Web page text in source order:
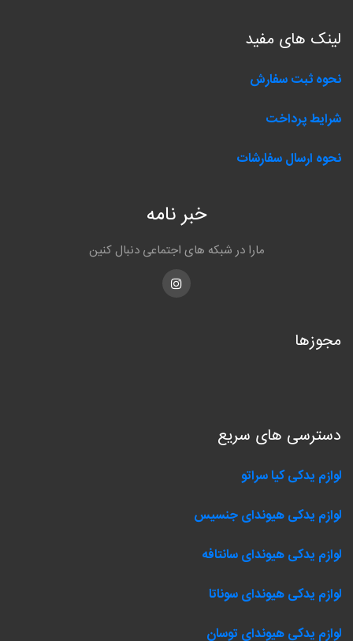
لینک های مفید
نحوه ثبت سفارش
شرایط پرداخت
نحوه ارسال سفارشات
خبر نامه
مارا در شبکه های اجتماعی دنبال کنین
Instagram
مجوزها
دسترسی های سریع
لوازم یدکی کیا سراتو
لوازم یدکی هیوندای جنسیس
لوازم یدکی هیوندای سانتافه
لوازم یدکی هیوندای سوناتا
لوازم یدکی هیوندای توسان